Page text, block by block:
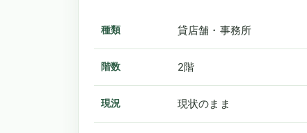
種類 貸店舗・事務所
階数 2階
現況 現状のまま